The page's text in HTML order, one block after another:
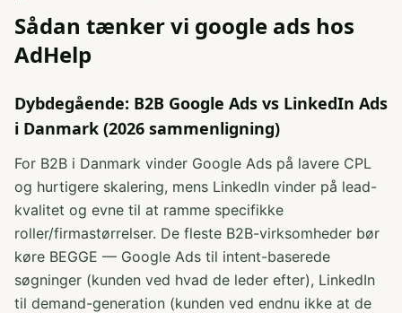
Sådan tænker vi google ads hos
AdHelp
Dybdegående: B2B Google Ads vs LinkedIn Ads
i Danmark (2026 sammenligning)
For B2B i Danmark vinder Google Ads på lavere CPL
og hurtigere skalering, mens LinkedIn vinder på lead-
kvalitet og evne til at ramme specifikke
roller/firmastørrelser. De fleste B2B-virksomheder bør
køre BEGGE — Google Ads til intent-baserede
søgninger (kunden ved hvad de leder efter), LinkedIn
til demand-generation (kunden ved endnu ikke at de